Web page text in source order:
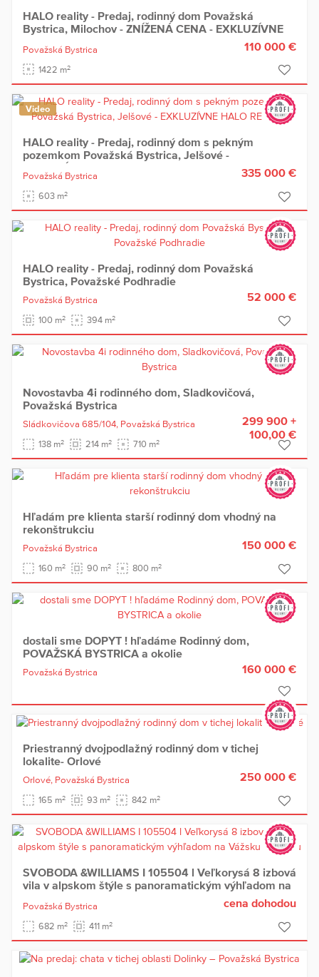
HALO reality - Predaj, rodinný dom Považská
Bystrica, Milochov - ZNÍŽENÁ CENA - EXKLUZÍVNE
Považská Bystrica
1422 m2
110 000 €
Video
HALO reality - Predaj, rodinný dom s pekným
pozemkom Považská Bystrica, Jelšové -
EXKLUZÍVNE HALO REALITY
Považská Bystrica
603 m2
335 000 €
HALO reality - Predaj, rodinný dom Považská
Bystrica, Považské Podhradie
Považská Bystrica
100 m2 394 m2
52 000 €
Novostavba 4i rodinného dom, Sladkovičová,
Považská Bystrica
Sládkovičova 685/104, Považská Bystrica
138 m2 214 m2 710 m2
299 900 +
100,00 €
Hľadám pre klienta starší rodinný dom vhodný na
rekonštrukciu
Považská Bystrica
160 m2 90 m2 800 m2
150 000 €
dostali sme DOPYT ! hľadáme Rodinný dom,
POVAŽSKÁ BYSTRICA a okolie
Považská Bystrica 160 000 €
Priestranný dvojpodlažný rodinný dom v tichej
lokalite- Orlové
Orlové, Považská Bystrica
165 m2 93 m2 842 m2
250 000 €
SVOBODA &WILLIAMS I 105504 l Veľkorysá 8 izbová
vila v alpskom štýle s panoramatickým výhľadom na
Považská Bystrica
682 m2 411 m2
cena dohodou